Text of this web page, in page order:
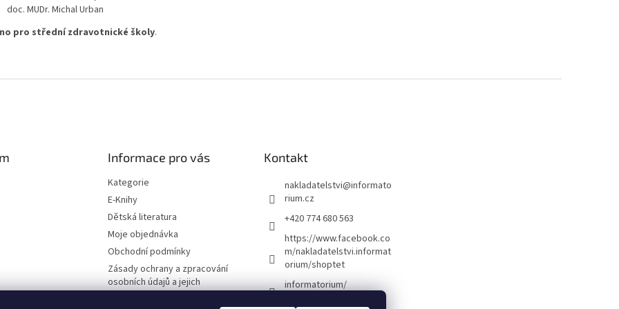
doc. MUDr. Michal Urban
pro střední zdravotnické školy.
Informace pro vás
Kategorie
E-Knihy
Dětská literatura
Moje objednávka
Obchodní podmínky
Zásady ochrany a zpracování
osobních údajů a jejich
Kontakt
nakladatelstvi@informato
rium.cz
+420 774 680 563
https://www.facebook.co
m/nakladatelstvi.informat
orium/shoptet
informatorium/